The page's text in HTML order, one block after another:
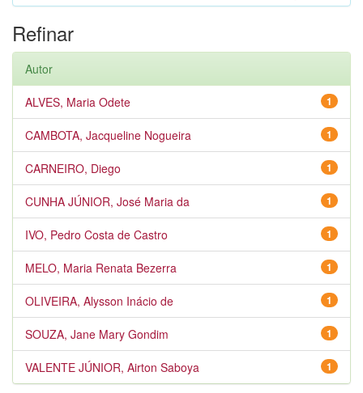
Refinar
Autor
1
ALVES, Maria Odete
1
CAMBOTA, Jacqueline Nogueira
1
CARNEIRO, Diego
1
CUNHA JÚNIOR, José Maria da
1
IVO, Pedro Costa de Castro
1
MELO, Maria Renata Bezerra
1
OLIVEIRA, Alysson Inácio de
1
SOUZA, Jane Mary Gondim
1
VALENTE JÚNIOR, Airton Saboya